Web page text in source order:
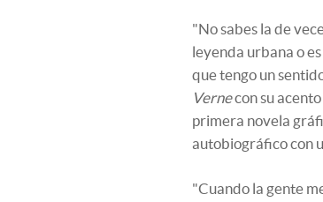
"No sabes la de
leyenda urbana o
que tengo un
Vernecon su
primera novela
autobiográfico con
"Cuando la gente